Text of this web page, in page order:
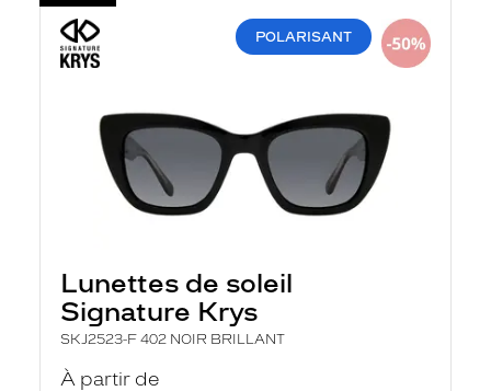
POLARISANT
Lunettes de soleil
Signature Krys
SKJ2523-F 402 NOIR BRILLANT
À partir de